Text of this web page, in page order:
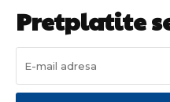
Pretplatite